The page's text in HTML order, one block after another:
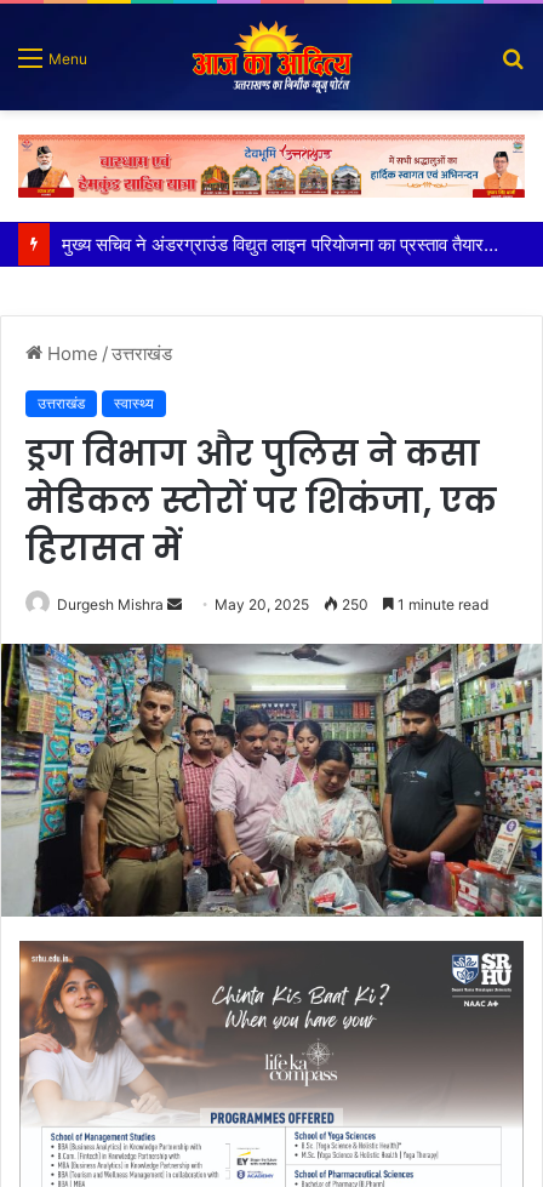
Menu
मुख्य सचिव ने अंडरग्राउंड विद्युत लाइन परियोजना का प्रस्ताव तैयार करने के दिये निर्देश
Home /उत्तराखंड
उत्तराखंड स्वास्थ्य
ड्रग विभाग और पुलिस ने कसा
मेडिकल स्टोरों पर शिकंजा, एक
हिरासत में
Durgesh Mishra
Send
email
May 20, 2025 250 1 minute read